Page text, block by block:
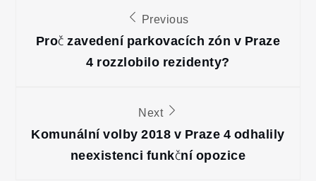
Navigace
pro
Previous
Proč zavedení parkovacích zón v Praze
4 rozzlobilo rezidenty?
Next
Komunální volby 2018 v Praze 4 odhalily
neexistenci funkční opozice